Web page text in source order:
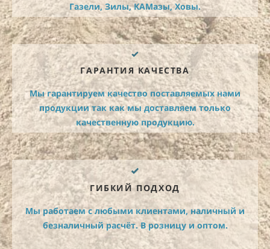
Газели, Зилы, КАМазы, Ховы.
ГАРАНТИЯ КАЧЕСТВА
Мы гарантируем качество поставляемых нами
продукции так как мы доставляем только
качественную продукцию.
ГИБКИЙ ПОДХОД
Мы работаем с любыми клиентами, наличный и
безналичный расчёт. В розницу и оптом.